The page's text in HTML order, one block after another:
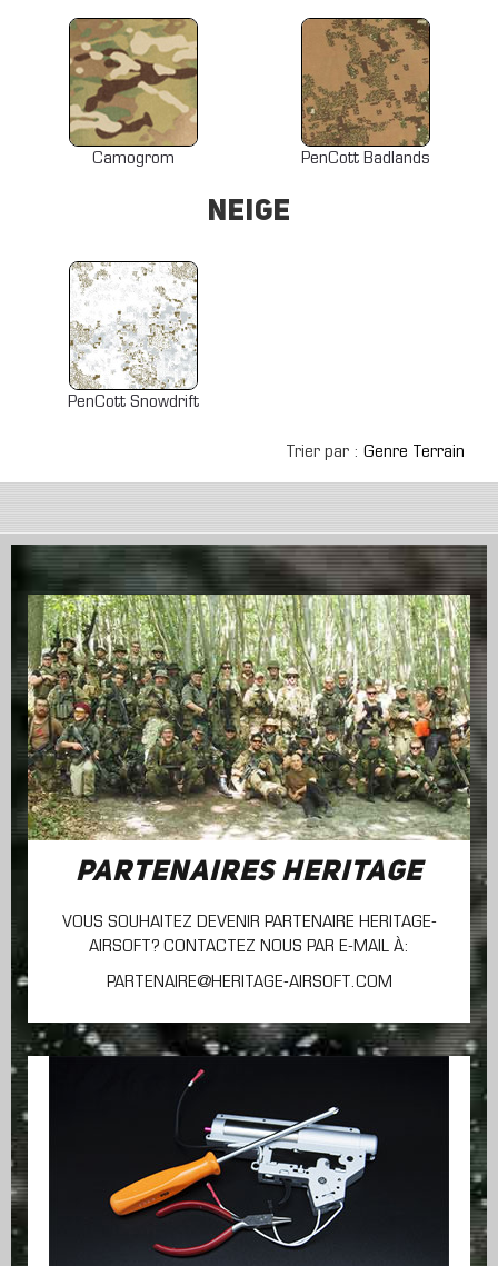
Camogrom PenCott Badlands
Neige
PenCott Snowdrift
Trier par : Genre Terrain
PARTENAIRES HERITAGE
VOUS SOUHAITEZ DEVENIR PARTENAIRE HERITAGE-
AIRSOFT? CONTACTEZ NOUS PAR E-MAIL À:
PARTENAIRE@HERITAGE-AIRSOFT.COM